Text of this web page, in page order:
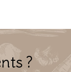
?